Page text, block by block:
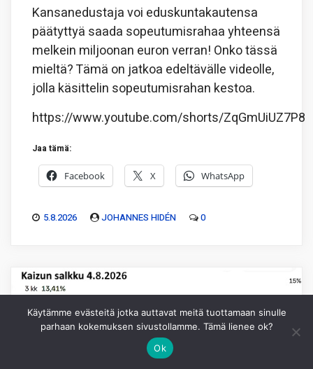
Kansanedustaja voi eduskuntakautensa
päätyttyä saada sopeutumisrahaa yhteensä
melkein miljoonan euron verran! Onko tässä
mieltä? Tämä on jatkoa edeltävälle videolle,
jolla käsittelin sopeutumisrahan kestoa.
https://www.youtube.com/shorts/ZqGmUiUZ7P8
Jaa tämä:
Facebook X WhatsApp
5.8.2026 JOHANNES HIDÉN 0
Käytämme evästeitä jotka auttavat meitä tuottamaan sinulle
parhaan kokemuksen sivustollamme. Tämä lienee ok?
Ok